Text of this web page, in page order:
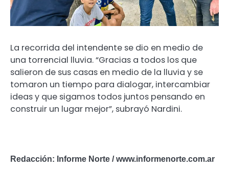
La recorrida del intendente se dio en medio de
una torrencial lluvia. “Gracias a todos los que
salieron de sus casas en medio de la lluvia y se
tomaron un tiempo para dialogar, intercambiar
ideas y que sigamos todos juntos pensando en
construir un lugar mejor”, subrayó Nardini.
Redacción: Informe Norte / www.informenorte.com.ar